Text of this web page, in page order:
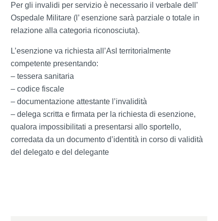
Per gli invalidi per servizio è necessario il verbale dell’
Ospedale Militare (l’ esenzione sarà parziale o totale in
relazione alla categoria riconosciuta).
L’esenzione va richiesta all’Asl territorialmente
competente presentando:
– tessera sanitaria
– codice fiscale
– documentazione attestante l’invalidità
– delega scritta e firmata per la richiesta di esenzione,
qualora impossibilitati a presentarsi allo sportello,
corredata da un documento d’identità in corso di validità
del delegato e del delegante